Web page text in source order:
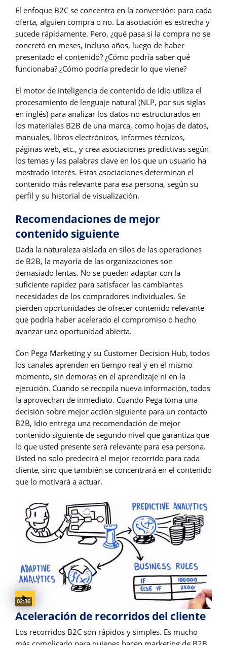
El enfoque B2C se concentra en la conversión: para cada
oferta, alguien compra o no. La asociación es estrecha y
sucede rápidamente. Pero, ¿qué pasa si la compra no se
concretó en meses, incluso años, luego de haber
presentado el contenido? ¿Cómo podría saber qué
funcionaba? ¿Cómo podría predecir lo que viene?
El motor de inteligencia de contenido de Idio utiliza el
procesamiento de lenguaje natural (NLP, por sus siglas
en inglés) para analizar los datos no estructurados en
los materiales B2B de una marca, como hojas de datos,
manuales, libros electrónicos, informes técnicos,
páginas web, etc., y crea asociaciones predictivas según
los temas y las palabras clave en los que un usuario ha
mostrado interés. Estas asociaciones determinan el
contenido más relevante para esa persona, según su
perfil y su historial de visualización.
Recomendaciones de mejor
contenido siguiente
Dada la naturaleza aislada en silos de las operaciones
de B2B, la mayoría de las organizaciones son
demasiado lentas. No se pueden adaptar con la
suficiente rapidez para satisfacer las cambiantes
necesidades de los compradores individuales. Se
pierden oportunidades de ofrecer contenido relevante
que podría haber acelerado el compromiso o hecho
avanzar una oportunidad abierta.
Con Pega Marketing y su Customer Decision Hub, todos
los canales aprenden en tiempo real y en el mismo
momento, sin demoras en el aprendizaje ni en la
ejecución. Cuando se recopila nueva información, todos
la aprovechan de inmediato. Cuando Pega toma una
decisión sobre mejor acción siguiente para un contacto
B2B, Idio entrega una recomendación de mejor
contenido siguiente de segundo nivel que garantiza que
lo que usted presente será relevante para esa persona.
Usted no solo predecirá el mejor recorrido para cada
cliente, sino que también se concentrará en el contenido
que lo motivará a actuar.
Video duration:
02:36
Aceleración de recorridos del cliente
Los recorridos B2C son rápidos y simples. Es mucho